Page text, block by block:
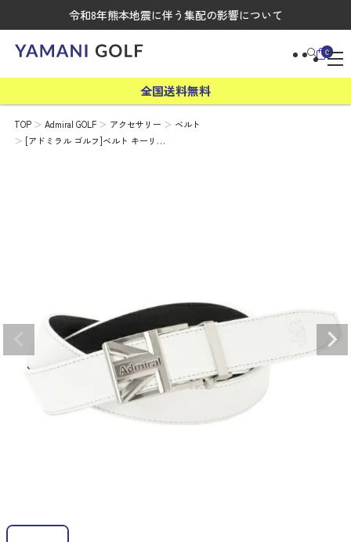
令和8年熊本地震に伴う集配の影響について
0
全国送料無料
TOP Admiral GOLF アクセサリー
ベルト
[アドミラル ゴルフ]ベルト キーリ…